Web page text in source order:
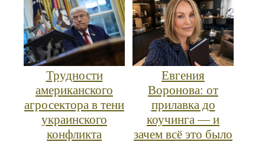
Трудности
американского
агросектора в тени
украинского
конфликта
Евгения
Воронова: от
прилавка до
коучинга — и
зачем всё это было